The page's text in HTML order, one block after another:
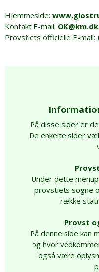
Hjemmeside:
Kontakt E-mail: OK@km.dk
Provstiets officielle E-mail:
På disse sider er
De enkelte sider
Under dette
provstiets sogne
række
Provst
På denne side kan
og hvor
også være